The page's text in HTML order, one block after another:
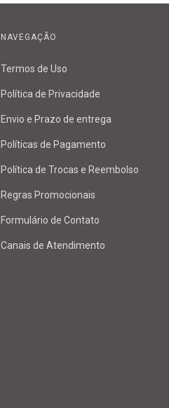
NAVEGAÇÃO
Termos de Uso
Política de Privacidade
Envio e Prazo de entrega
Políticas de Pagamento
Política de Trocas e Reembolso
Regras Promocionais
Formulário de Contato
Canais de Atendimento